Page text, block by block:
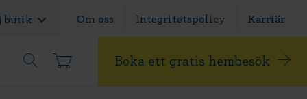
butik Om oss Integritetspolicy Karriär
Boka ett gratis hembesök